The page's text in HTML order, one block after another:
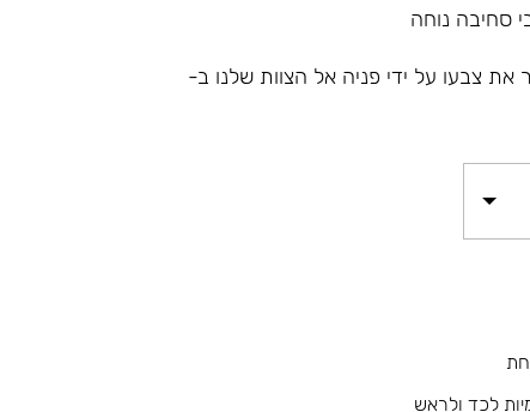
סחיבה נוחה
את צבעו על ידי פניה אל הצוות שלנו ב-
לכד ולראש